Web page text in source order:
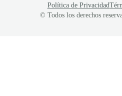
© Todos los derechos
Política de Privacidad